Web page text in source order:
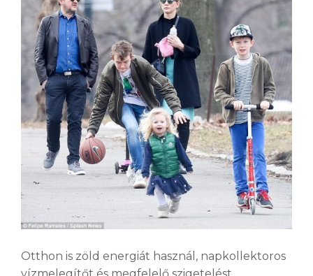
Otthon is zöld energiát használ, napkollektoros
vízmelegítőt és megfelelő szigetelést.